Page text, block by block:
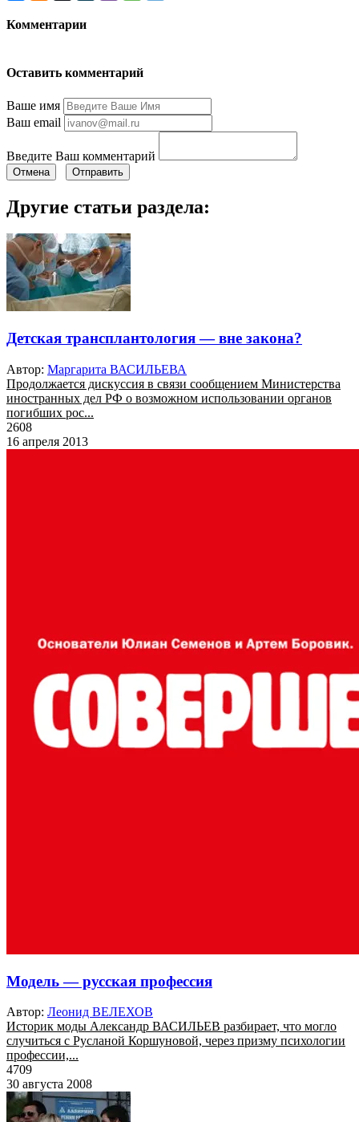
Комментарии
Оставить комментарий
Ваше имя
Ваш email
Введите Ваш комментарий
Отмена Отправить
Другие статьи раздела:
Детская трансплантология — вне закона?
Автор: Маргарита ВАСИЛЬЕВА
Продолжается дискуссия в связи сообщением Министерства
иностранных дел РФ о возможном использовании органов
погибших рос...
2608
16 апреля 2013
Модель — русская профессия
Автор: Леонид ВЕЛЕХОВ
Историк моды Александр ВАСИЛЬЕВ разбирает, что могло
случиться с Русланой Коршуновой, через призму психологии
профессии,...
4709
30 августа 2008